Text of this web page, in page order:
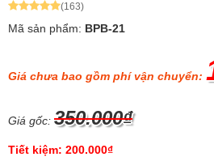
(163)
Mã sản phẩm: BPB-21
Giá chưa bao gồm phí vận chuyển:
Giá gốc: 350.000₫
Tiết kiệm: 200.000₫